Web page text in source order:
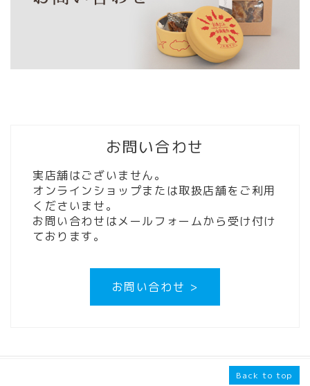
お問い合わせ
実店舗はございません。
オンラインショップまたは取扱店舗をご利用
くださいませ。
お問い合わせはメールフォームから受け付け
ております。
お問い合わせ >
Back to top